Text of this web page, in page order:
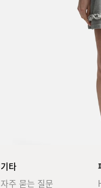
기타
자주 묻는 질문